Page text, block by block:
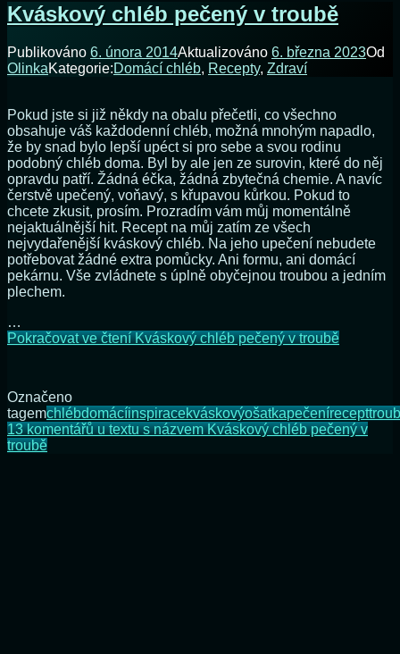
Kváskový chléb pečený v troubě
Publikováno 6. února 2014Aktualizováno 6. března 2023Od
OlinkaKategorie:Domácí chléb, Recepty, Zdraví
Pokud jste si již někdy na obalu přečetli, co všechno
obsahuje váš každodenní chléb, možná mnohým napadlo,
že by snad bylo lepší upéct si pro sebe a svou rodinu
podobný chléb doma. Byl by ale jen ze surovin, které do něj
opravdu patří. Žádná éčka, žádná zbytečná chemie. A navíc
čerstvě upečený, voňavý, s křupavou kůrkou. Pokud to
chcete zkusit, prosím. Prozradím vám můj momentálně
nejaktuálnější hit. Recept na můj zatím ze všech
nejvydařenější kváskový chléb. Na jeho upečení nebudete
potřebovat žádné extra pomůcky. Ani formu, ani domácí
pekárnu. Vše zvládnete s úplně obyčejnou troubou a jedním
plechem.
…
Pokračovat ve čteníKváskový chléb pečený v troubě
Označeno
tagemchlébdomácíinspiracekváskovýošatkapečenírecept
13 komentářůu textu s názvem Kváskový chléb pečený v
troubě